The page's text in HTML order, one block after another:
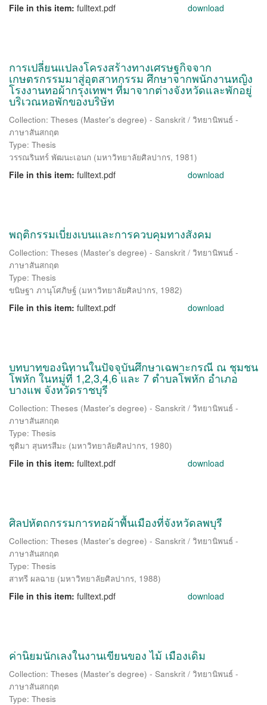
File in this item: fulltext.pdf download
การเปลี่ยนแปลงโครงสร้างทางเศรษฐกิจจาก
เกษตรกรรมมาสู่อุตสาหกรรม ศึกษาจากพนักงานหญิง
โรงงานทอผ้ากรุงเทพฯ ที่มาจากต่างจังหวัดและพักอยู่
บริเวณหอพักของบริษัท
Collection: Theses (Master's degree) - Sanskrit / วิทยานิพนธ์ -
ภาษาสันสกฤต
Type: Thesis
วรรณรินทร์ พัฒนะเอนก (มหาวิทยาลัยศิลปากร, 1981)
File in this item: fulltext.pdf download
พฤติกรรมเบี่ยงเบนและการควบคุมทางสังคม
Collection: Theses (Master's degree) - Sanskrit / วิทยานิพนธ์ -
ภาษาสันสกฤต
Type: Thesis
ขนิษฐา ภานุโศภิษฐ์ (มหาวิทยาลัยศิลปากร, 1982)
File in this item: fulltext.pdf download
บทบาทของนิทานในปัจจุบันศึกษาเฉพาะกรณี ณ ชุมชน
โพหัก ในหมู่ที่ 1,2,3,4,6 และ 7 ตำบลโพหัก อำเภอ
บางแพ จังหวัดราชบุรี
Collection: Theses (Master's degree) - Sanskrit / วิทยานิพนธ์ -
ภาษาสันสกฤต
Type: Thesis
ชุติมา สุนทรสีมะ (มหาวิทยาลัยศิลปากร, 1980)
File in this item: fulltext.pdf download
ศิลปหัตถกรรมการทอผ้าพื้นเมืองที่จังหวัดลพบุรี
Collection: Theses (Master's degree) - Sanskrit / วิทยานิพนธ์ -
ภาษาสันสกฤต
Type: Thesis
สาทรี ผลฉาย (มหาวิทยาลัยศิลปากร, 1988)
File in this item: fulltext.pdf download
ค่านิยมนักเลงในงานเขียนของ ไม้ เมืองเดิม
Collection: Theses (Master's degree) - Sanskrit / วิทยานิพนธ์ -
ภาษาสันสกฤต
Type: Thesis